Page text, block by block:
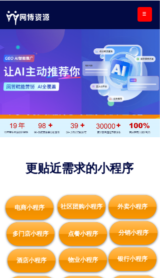
分销小程序
点餐小程序
社区团购小程序
酒店小程序
更贴近需求的小程序
多门店小程序
电商小程序 外卖小程序
银行小程序
物业小程序